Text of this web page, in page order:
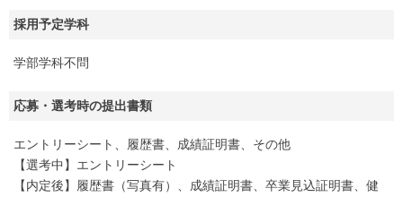
採用予定学科
学部学科不問
応募・選考時の提出書類
エントリーシート、履歴書、成績証明書、その他
【選考中】エントリーシート
【内定後】履歴書（写真有）、成績証明書、卒業見込証明書、健